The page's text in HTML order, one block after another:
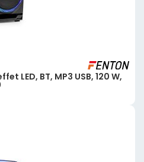
LED, BT, MP3 USB, 120 W,